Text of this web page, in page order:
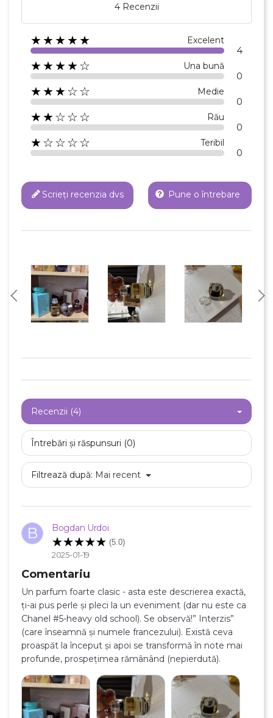
4 Recenzii
★★★★★ Excelent
4
★★★★☆ Una bună
0
★★★☆☆ Medie
0
★★☆☆☆ Rău
0
★☆☆☆☆ Teribil
0
Scrieți recenzia dvs Pune o întrebare
Recenzii (4)
Întrebări și răspunsuri (0)
Filtrează după: Mai recent
B Bogdan Urdoi
(5.0)
2025-01-19
Comentariu
Un parfum foarte clasic - asta este descrierea exactă,
ți-ai pus perle și pleci la un eveniment (dar nu este ca
Chanel #5-heavy old school). Se observă!” Interzis”
(care înseamnă și numele francezului). Există ceva
proaspăt la început și apoi se transformă în note mai
profunde, prospețimea rămânând (nepierdută).